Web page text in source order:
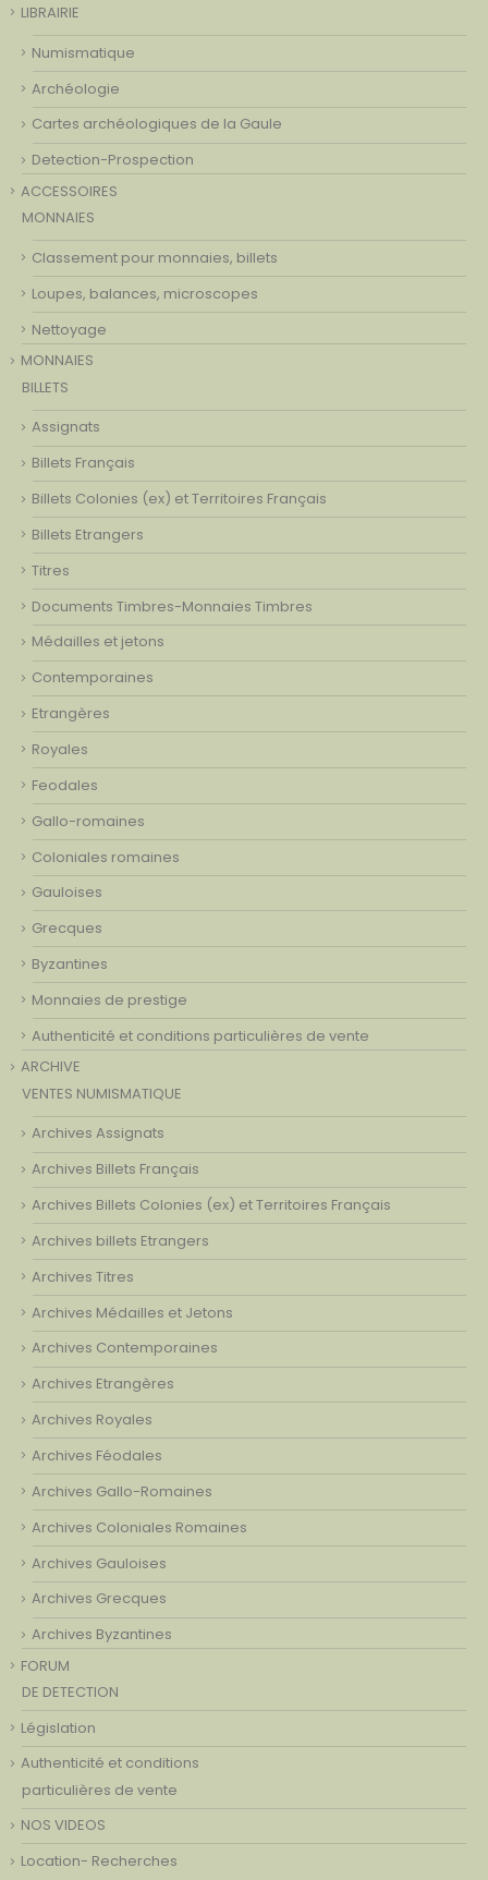
LIBRAIRIE
Numismatique
Archéologie
Cartes archéologiques de la Gaule
Detection-Prospection
ACCESSOIRES
MONNAIES
Classement pour monnaies, billets
Loupes, balances, microscopes
Nettoyage
MONNAIES
BILLETS
Assignats
Billets Français
Billets Colonies (ex) et Territoires Français
Billets Etrangers
Titres
Documents Timbres-Monnaies Timbres
Médailles et jetons
Contemporaines
Etrangères
Royales
Feodales
Gallo-romaines
Coloniales romaines
Gauloises
Grecques
Byzantines
Monnaies de prestige
Authenticité et conditions particulières de vente
ARCHIVE
VENTES NUMISMATIQUE
Archives Assignats
Archives Billets Français
Archives Billets Colonies (ex) et Territoires Français
Archives billets Etrangers
Archives Titres
Archives Médailles et Jetons
Archives Contemporaines
Archives Etrangères
Archives Royales
Archives Féodales
Archives Gallo-Romaines
Archives Coloniales Romaines
Archives Gauloises
Archives Grecques
Archives Byzantines
FORUM
DE DETECTION
Législation
Authenticité et conditions
particulières de vente
NOS VIDEOS
Location- Recherches